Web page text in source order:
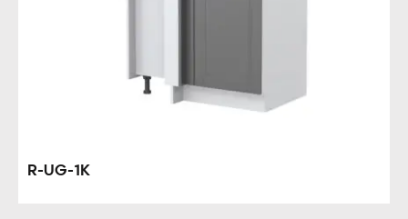
R-UG-1K